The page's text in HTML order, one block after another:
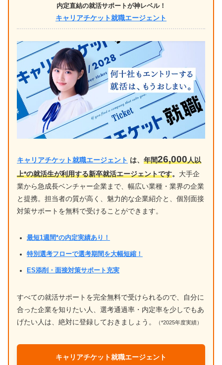
内定直結の就活サポートが神レベル！
キャリアチケット就職エージェント
キャリアチケット就職エージェント は、 年間26,000人以
上*の就活生が利用する新卒就活エージェントです。 大手企
業から急成長ベンチャー企業まで、幅広い業種・業界の企業
と提携。担当者の質が高く、魅力的な企業紹介と、個別面接
対策サポートを無料で受けることができます。
最短1週間*の内定実績あり！
特別選考フローで選考期間を大幅短縮！
ES添削・面接対策サポート充実
すべての就活サポートを完全無料で受けられるので、自分に
合った企業を知りたい人、選考通過率・内定率を少しでもあ
げたい人は、絶対に登録しておきましょう。
（*2025年度実績）
キャリアチケット就職エージェント